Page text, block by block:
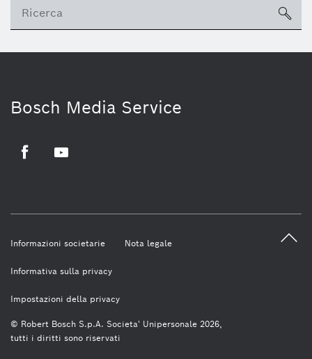
Bosch Media Service
© Robert Bosch S.p.A. Societa' Unipersonale 2026,
tutti i diritti sono riservati
Informazioni societarie Nota legale
Informativa sulla privacy
Impostazioni della privacy